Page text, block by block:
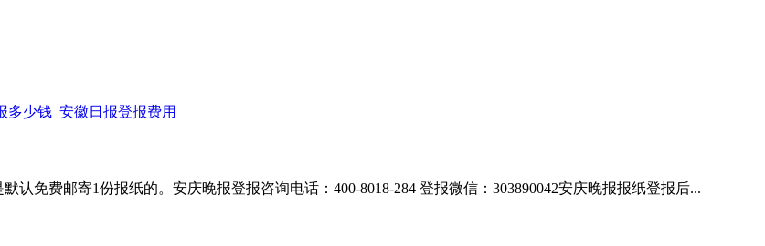
多少钱_安徽日报登报费用
免费邮寄1份报纸的。安庆晚报登报咨询电话：400-8018-284 登报微信：303890042安庆晚报报纸登报后...